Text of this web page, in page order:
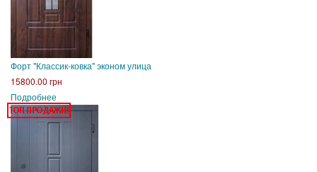
Форт "Классик-ковка" эконом улица
15800.00 грн
Подробнее